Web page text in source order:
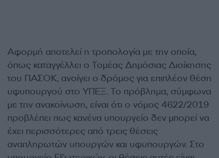
Αφορμή αποτελεί η τροπολογία με την οποία,
όπως καταγγέλλει ο Τομέας Δημόσιας Διοίκησης
του ΠΑΣΟΚ, ανοίγει ο δρόμος για επιπλέον θέση
υφυπουργού στο ΥΠΕΞ. Το πρόβλημα, σύμφωνα
με την ανακοίνωση, είναι ότι ο νόμος 4622/2019
προβλέπει πως κανένα υπουργείο δεν μπορεί να
έχει περισσότερες από τρεις θέσεις
αναπληρωτών υπουργών και υφυπουργών. Στο